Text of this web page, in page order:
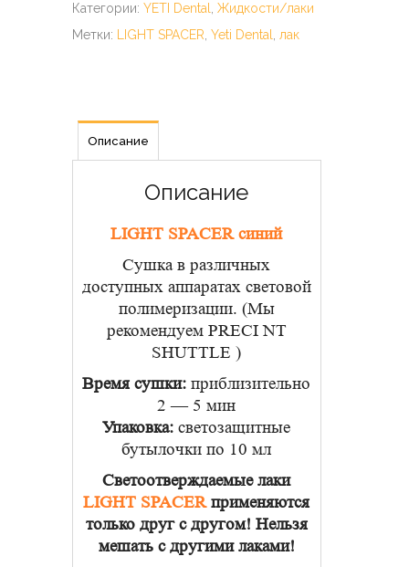
Категории: YETI Dental
Жидкости/лаки
Метки:
LIGHT SPACER Yeti Dental лак
Описание
Описание
LIGHT SPACER синий
Сушка в различных
доступных аппаратах световой
полимеризации. (Мы
рекомендуем PRECI NT
SHUTTLE )
Время сушки: приблизительно
2 — 5 мин
Упаковка: светозащитные
бутылочки по 10 мл
Светоотверждаемые лаки
LIGHT SPACERприменяются
только друг с другом! Нельзя
мешать с другими лаками!